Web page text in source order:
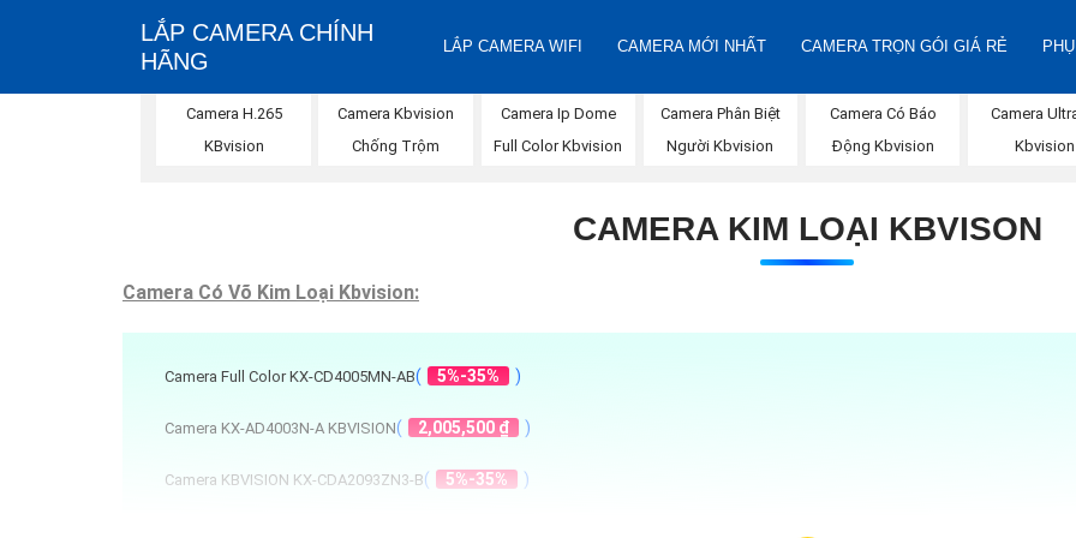
LẮP CAMERA CHÍNH
HÃNG
LẮP CAMERA WIFI CAMERA MỚI NHẤT CAMERA TRỌN GÓI GIÁ RẺ
Camera H.265
KBvision
Camera Kbvision
Chống Trộm
Camera Ip Dome
Full Color Kbvision
Camera Phân Biệt
Người Kbvision
Camera Có Báo
Động Kbvision
Camera
Kbvision
CAMERA KIM LOẠI KBVISON
Camera Có Võ Kim Loại Kbvision:
Camera Full Color KX-CD4005MN-AB( 5%-35% )
Camera KX-AD4003N-A KBVISION( 2,005,500 ₫ )
Camera KBVISION KX-CDA2093ZN3-B( 5%-35% )